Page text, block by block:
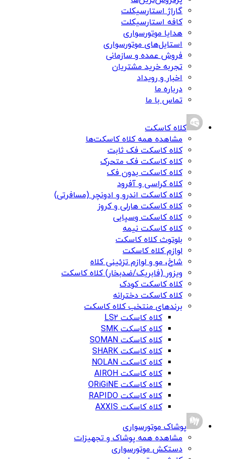
گاراژ استارسیکلت
کافه استارسیکلت
هدایا موتورسواری
استایل‌های موتورسواری
فروش عمده و سازمانی
تجربه خرید مشتریان
اخبار و رویداد
درباره ما
تماس با ما
کلاه کاسکت
مشاهده همه کلاه کاسکت‌ها
کلاه کاسکت فک ثابت
کلاه کاسکت فک متحرک
کلاه کاسکت بدون فک
کلاه کراسی و آفرود
کلاه کاسکت اندرو و ادونچر (مسافرتی)
کلاه کاسکت هارلی و کروز
کلاه کاسکت وسپایی
کلاه کاسکت نیمه
بلوتوث کلاه کاسکت
لوازم کلاه کاسکت
شاخ، مو و لوازم تزئینی کلاه
ویزور (فابریک/ضدبخار) کلاه کاسکت
کلاه کاسکت کودک
کلاه کاسکت دخترانه
برندهای منتخب کلاه کاسکت
کلاه کاسکت LS2
کلاه کاسکت SMK
کلاه کاسکت SOMAN
کلاه کاسکت SHARK
کلاه کاسکت NOLAN
کلاه کاسکت AIROH
کلاه کاسکت ORiGiNE
کلاه کاسکت RAPIDO
کلاه کاسکت AXXIS
پوشاک موتورسواری
مشاهده همه پوشاک و تجهیزات
دستکش موتورسواری